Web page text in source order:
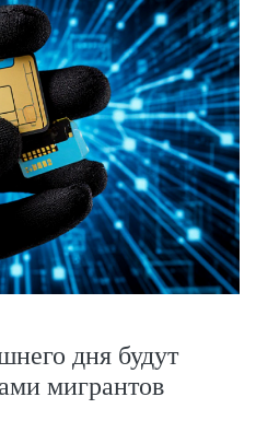
дня будут
мигрантов